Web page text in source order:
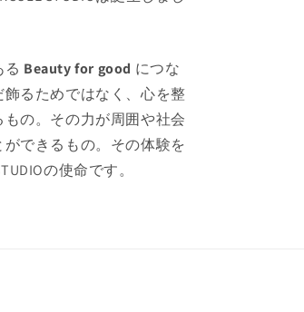
る Beauty for good につな
るためではなく、心を整
の。その力が周囲や社会
できるもの。その体験を
の使命です。